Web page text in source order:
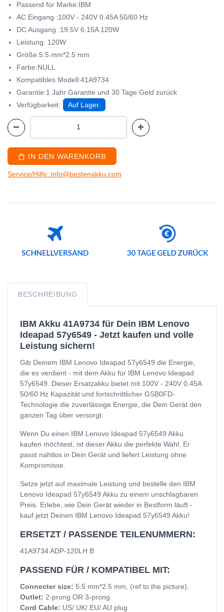
Passend für Marke:IBM
AC Eingang :100V - 240V 0.45A 50/60 Hz
DC Ausgang :19.5V 6.15A 120W
Leistung: 120W
Größe:5.5 mm*2.5 mm
Farbe:NULL
Kompatibles Modell:41A9734
Garantie:1 Jahr Garantie und 30 Tage Geld zurück
Verfügbarkeit:
Auf Lager.
IN DEN WARENKORB
Service/Hilfe :info@bestenakku.com
BESCHREIBUNG
IBM Akku 41A9734 für Dein IBM Lenovo
Ideapad 57y6549 - Jetzt kaufen und volle
Leistung sichern!
Gib Deinem IBM Lenovo Ideapad 57y6549 die Energie,
die es verdient - mit dem Akku für IBM Lenovo Ideapad
57y6549. Dieser Ersatzakku bietet mit 100V - 240V 0.45A
50/60 Hz Kapazität und fortschrittlicher GSB0FD-
Technologie die zuverlässige Energie, die Dein Gerät den
ganzen Tag über versorgt.
Wenn Du einen IBM Lenovo Ideapad 57y6549 Akku
kaufen möchtest, ist dieser Akku die perfekte Wahl. Er
passt nahtlos in Dein Gerät und liefert Leistung ohne
Kompromisse.
Setze jetzt auf maximale Leistung und bestelle den IBM
Lenovo Ideapad 57y6549 Akku zu einem unschlagbaren
Preis. Erlebe, wie Dein Gerät wieder in Bestform läuft -
kauf jetzt Deinen IBM Lenovo Ideapad 57y6549 Akku!
ERSETZT / PASSENDE TEILENUMMERN:
41A9734 ADP-120LH B
PASSEND FÜR / KOMPATIBEL MIT:
Connecter size: 5.5 mm*2.5 mm, (ref to the picture).
Outlet: 2-prong OR 3-prong
Cord Cable: US/ UK/ EU/ AU plug